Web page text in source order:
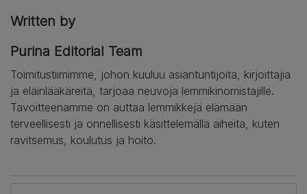
Written by
Purina Editorial Team
Toimitustiimimme, johon kuuluu asiantuntijoita, kirjoittajia
ja eläinlääkäreitä, tarjoaa neuvoja lemmikinomistajille.
Tavoitteenamme on auttaa lemmikkejä elämään
terveellisesti ja onnellisesti käsittelemällä aiheita, kuten
ravitsemus, koulutus ja hoito.